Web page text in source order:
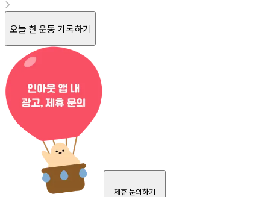
오늘 한 운동 기록하기
제휴 문의하기